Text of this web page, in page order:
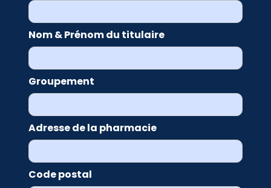
Nom & Prénom du titulaire
Groupement
Adresse de la pharmacie
Code postal